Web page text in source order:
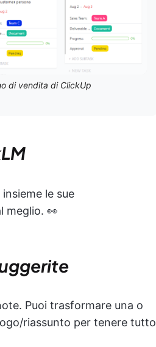
di vendita di ClickUp
le sue
meglio. 👀
Puoi trasformare una o
riassunto per tenere tutto